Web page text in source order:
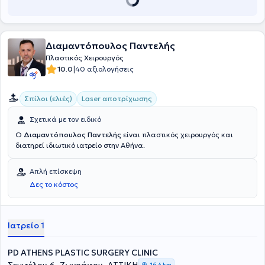
Διαμαντόπουλος Παντελής
Πλαστικός Χειρουργός
10.0|40 αξιολογήσεις
Σπίλοι (ελιές) Laser αποτρίχωσης
Σχετικά με τον ειδικό
Ο Διαμαντόπουλος Παντελής είναι πλαστικός χειρουργός και
διατηρεί ιδιωτικό ιατρείο στην Αθήνα.
Απλή επίσκεψη
Δες το κόστος
Ιατρείο 1
PD ATHENS PLASTIC SURGERY CLINIC